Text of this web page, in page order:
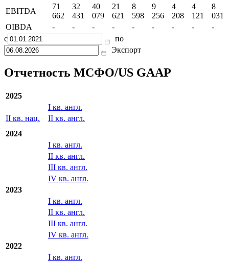
EBITDA
71
662
32
431
40
079
21
621
8
598
9
256
4
208
4
121
8
031
OIBDA
- - - - - - - -
-
с
по
Экспорт
Отчетность МСФО/US GAAP
2025
I кв. англ.
II кв. нац.
II кв. англ.
2024
I кв. англ.
II кв. англ.
III кв. англ.
IV кв. англ.
2023
I кв. англ.
II кв. англ.
III кв. англ.
IV кв. англ.
2022
I кв. англ.